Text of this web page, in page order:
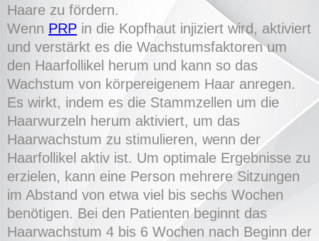
Haare zu fördern.
Wenn PRP in die Kopfhaut injiziert wird, aktiviert
und verstärkt es die Wachstumsfaktoren um
den Haarfollikel herum und kann so das
Wachstum von körpereigenem Haar anregen.
Es wirkt, indem es die Stammzellen um die
Haarwurzeln herum aktiviert, um das
Haarwachstum zu stimulieren, wenn der
Haarfollikel aktiv ist. Um optimale Ergebnisse zu
erzielen, kann eine Person mehrere Sitzungen
im Abstand von etwa viel bis sechs Wochen
benötigen. Bei den Patienten beginnt das
Haarwachstum 4 bis 6 Wochen nach Beginn der